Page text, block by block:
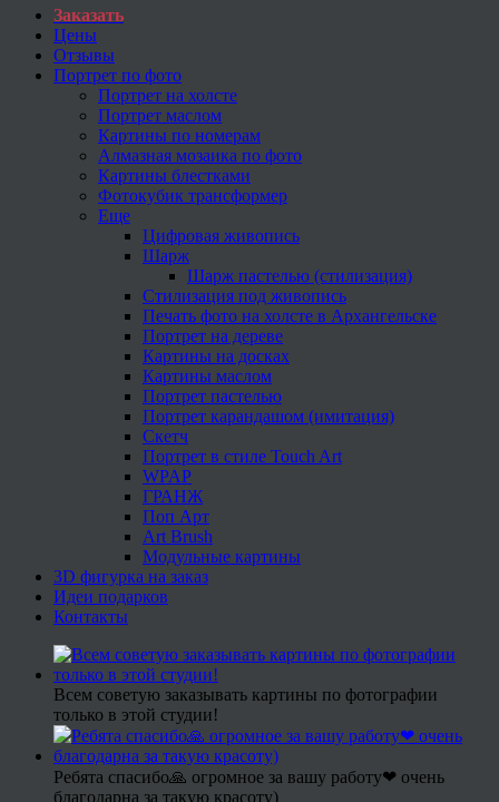
Заказать
Цены
Отзывы
Портрет по фото
Портрет на холсте
Портрет маслом
Картины по номерам
Алмазная мозаика по фото
Картины блестками
Фотокубик трансформер
Еще
Цифровая живопись
Шарж
Шарж пастелью (стилизация)
Стилизация под живопись
Печать фото на холсте в Архангельске
Портрет на дереве
Картины на досках
Картины маслом
Портрет пастелью
Портрет карандашом (имитация)
Скетч
Портрет в стиле Touch Art
WPAP
ГРАНЖ
Поп Арт
Art Brush
Модульные картины
3D фигурка на заказ
Идеи подарков
Контакты
Всем советую заказывать картины по фотографии
только в этой студии!
Ребята спасибо🙏 огромное за вашу работу❤ очень
благодарна за такую красоту)